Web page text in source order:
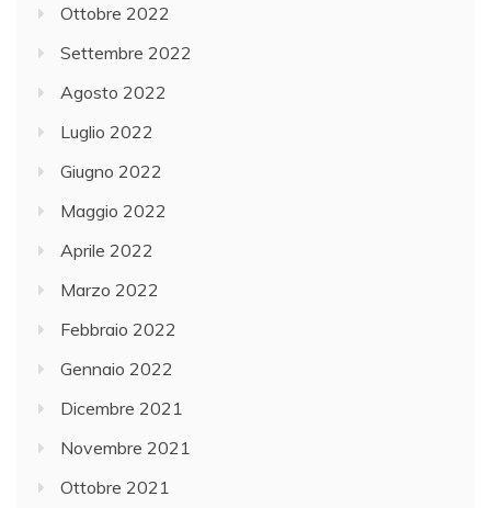
Ottobre 2022
Settembre 2022
Agosto 2022
Luglio 2022
Giugno 2022
Maggio 2022
Aprile 2022
Marzo 2022
Febbraio 2022
Gennaio 2022
Dicembre 2021
Novembre 2021
Ottobre 2021